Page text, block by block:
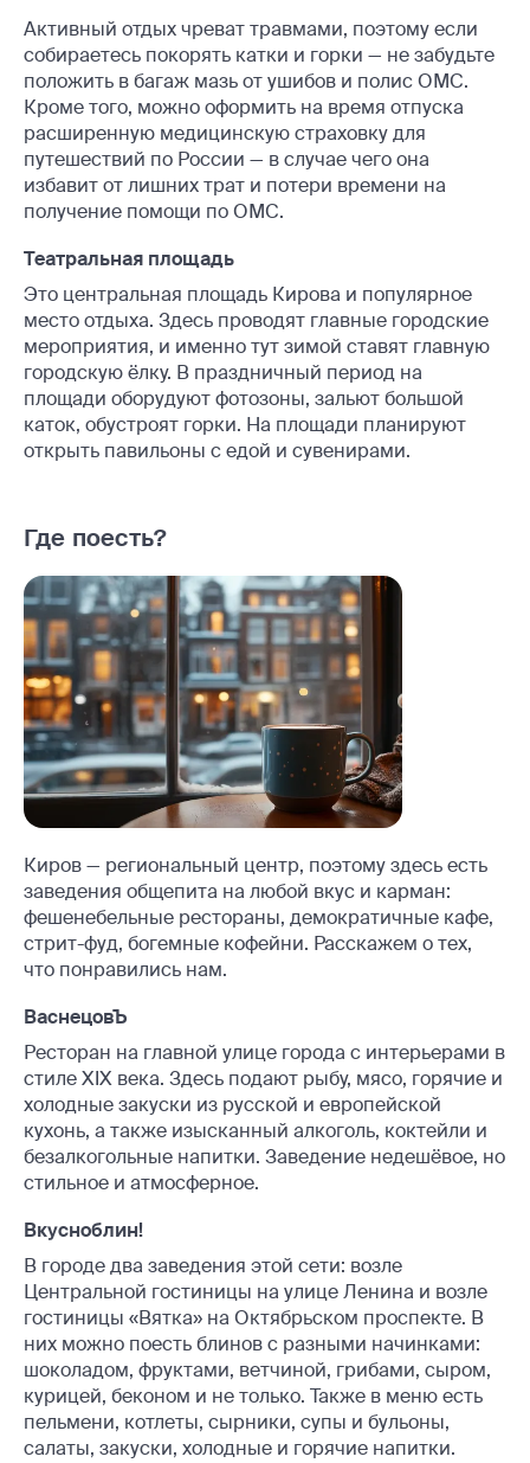
Активный отдых чреват травмами, поэтому если
собираетесь покорять катки и горки — не забудьте
положить в багаж мазь от ушибов и полис ОМС.
Кроме того, можно оформить на время отпуска
расширенную медицинскую страховку для
путешествий по России — в случае чего она
избавит от лишних трат и потери времени на
получение помощи по ОМС.
Театральная площадь
Это центральная площадь Кирова и популярное
место отдыха. Здесь проводят главные городские
мероприятия, и именно тут зимой ставят главную
городскую ёлку. В праздничный период на
площади оборудуют фотозоны, зальют большой
каток, обустроят горки. На площади планируют
открыть павильоны с едой и сувенирами.
Где поесть?
Киров — региональный центр, поэтому здесь есть
заведения общепита на любой вкус и карман:
фешенебельные рестораны, демократичные кафе,
стрит-фуд, богемные кофейни. Расскажем о тех,
что понравились нам.
ВаснецовЪ
Ресторан на главной улице города с интерьерами в
стиле XIX века. Здесь подают рыбу, мясо, горячие и
холодные закуски из русской и европейской
кухонь, а также изысканный алкоголь, коктейли и
безалкогольные напитки. Заведение недешёвое, но
стильное и атмосферное.
Вкусноблин!
В городе два заведения этой сети: возле
Центральной гостиницы на улице Ленина и возле
гостиницы «Вятка» на Октябрьском проспекте. В
них можно поесть блинов с разными начинками:
шоколадом, фруктами, ветчиной, грибами, сыром,
курицей, беконом и не только. Также в меню есть
пельмени, котлеты, сырники, супы и бульоны,
салаты, закуски, холодные и горячие напитки.